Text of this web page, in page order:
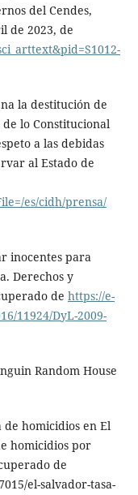
del Cendes,
de 2023, de
la destitución de
lo Constitucional
a las debidas
al Estado de
es/cidh/prensa/
inocentes para
Derechos y
de https://e-
11924/DyL-2009-
Random House
de homicidios en El
homicidios por
de
el-salvador-tasa-